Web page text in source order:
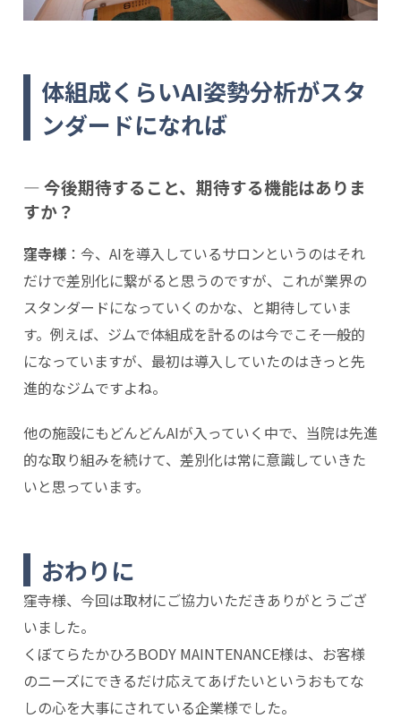
体組成くらいAI姿勢分析がスタ
ンダードになれば
― 今後期待すること、期待する機能はありま
すか？
窪寺様 ：今、AIを導入しているサロンというのはそれ
だけで差別化に繋がると思うのですが、これが業界の
スタンダードになっていくのかな、と期待していま
す。例えば、ジムで体組成を計るのは今でこそ一般的
になっていますが、最初は導入していたのはきっと先
進的なジムですよね。
他の施設にもどんどんAIが入っていく中で、当院は先進
的な取り組みを続けて、差別化は常に意識していきた
いと思っています。
おわりに
窪寺様、今回は取材にご協力いただきありがとうござ
いました。
くぼてらたかひろBODY MAINTENANCE様は、お客様
のニーズにできるだけ応えてあげたいというおもてな
しの心を大事にされている企業様でした。